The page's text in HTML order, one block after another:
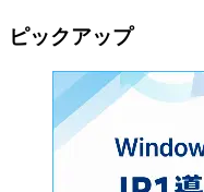
ピックアップ